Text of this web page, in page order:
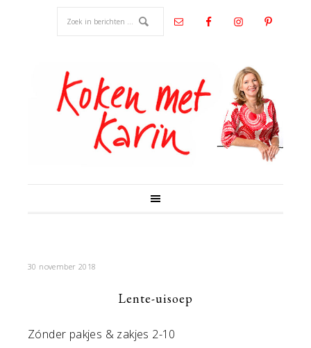
30 november 2018
Lente-uisoep
Zónder pakjes & zakjes 2-10